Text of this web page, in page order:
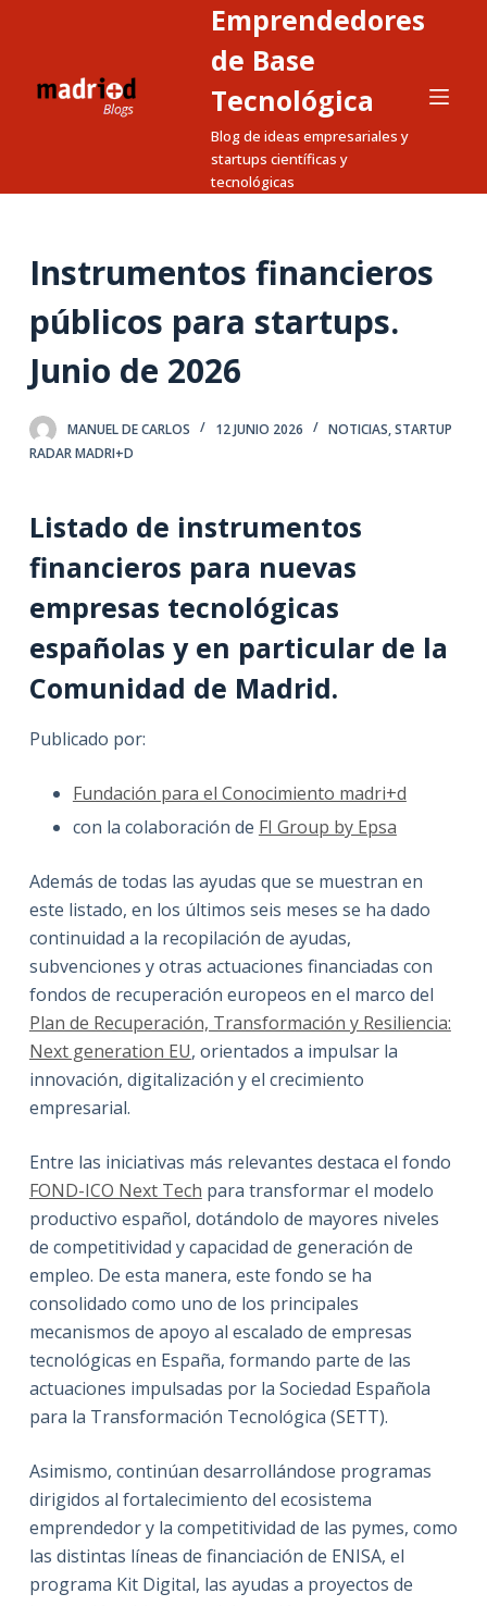
a
n
d
Emprendedores
de Base
Tecnológica
Blog de ideas empresariales y
startups científicas y
tecnológicas
Instrumentos financieros
públicos para startups.
Junio de 2026
MANUEL DE CARLOS 12 JUNIO 2026 NOTICIAS,STARTUP
RADAR MADRI+D
Listado de instrumentos
financieros para nuevas
empresas tecnológicas
españolas y en particular de la
Comunidad de Madrid.
Publicado por:
Fundación para el Conocimiento madri+d
con la colaboración de FI Group by Epsa
Además de todas las ayudas que se muestran en
este listado, en los últimos seis meses se ha dado
continuidad a la recopilación de ayudas,
subvenciones y otras actuaciones financiadas con
fondos de recuperación europeos en el marco del
Plan de Recuperación, Transformación y Resiliencia:
Next generation EU, orientados a impulsar la
innovación, digitalización y el crecimiento
empresarial.
Entre las iniciativas más relevantes destaca el fondo
FOND-ICO Next Tech para transformar el modelo
productivo español, dotándolo de mayores niveles
de competitividad y capacidad de generación de
empleo. De esta manera, este fondo se ha
consolidado como uno de los principales
mecanismos de apoyo al escalado de empresas
tecnológicas en España, formando parte de las
actuaciones impulsadas por la Sociedad Española
para la Transformación Tecnológica (SETT).
Asimismo, continúan desarrollándose programas
dirigidos al fortalecimiento del ecosistema
emprendedor y la competitividad de las pymes, como
las distintas líneas de financiación de ENISA, el
programa Kit Digital, las ayudas a proyectos de